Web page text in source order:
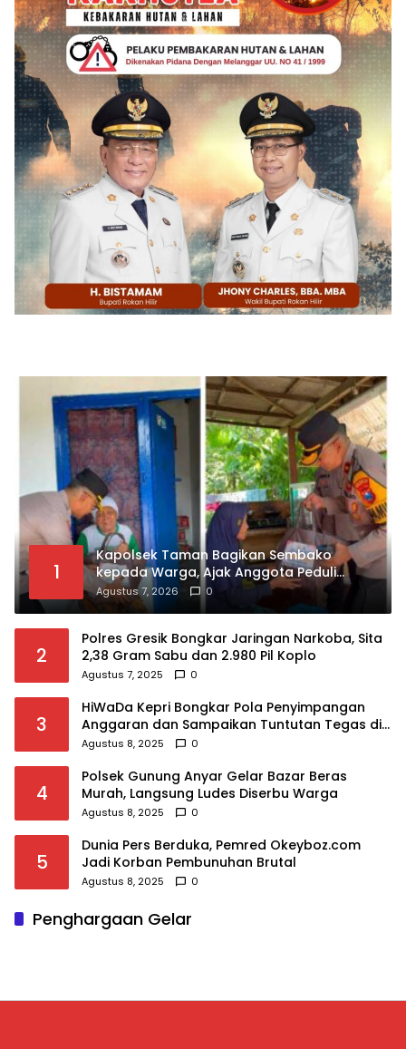
1
Kapolsek Taman Bagikan Sembako
kepada Warga, Ajak Anggota Peduli
Sosial
Agustus 7, 2026 0
2
Polres Gresik Bongkar Jaringan Narkoba, Sita
2,38 Gram Sabu dan 2.980 Pil Koplo
Agustus 7, 2025 0
3
HiWaDa Kepri Bongkar Pola Penyimpangan
Anggaran dan Sampaikan Tuntutan Tegas di
Kejaksaan Tanjungpinang
Agustus 8, 2025 0
4
Polsek Gunung Anyar Gelar Bazar Beras
Murah, Langsung Ludes Diserbu Warga
Agustus 8, 2025 0
5
Dunia Pers Berduka, Pemred Okeyboz.com
Jadi Korban Pembunuhan Brutal
Agustus 8, 2025 0
Penghargaan Gelar